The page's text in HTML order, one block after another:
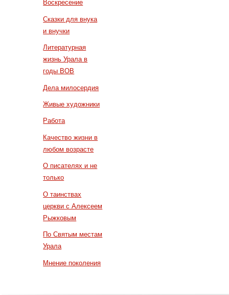
Воскресение
Сказки для внука
и внучки
Литературная
жизнь Урала в
годы ВОВ
Дела милосердия
Живые художники
Работа
Качество жизни в
любом возрасте
О писателях и не
только
О таинствах
церкви с Алексеем
Рыжковым
По Святым местам
Урала
Мнение поколения